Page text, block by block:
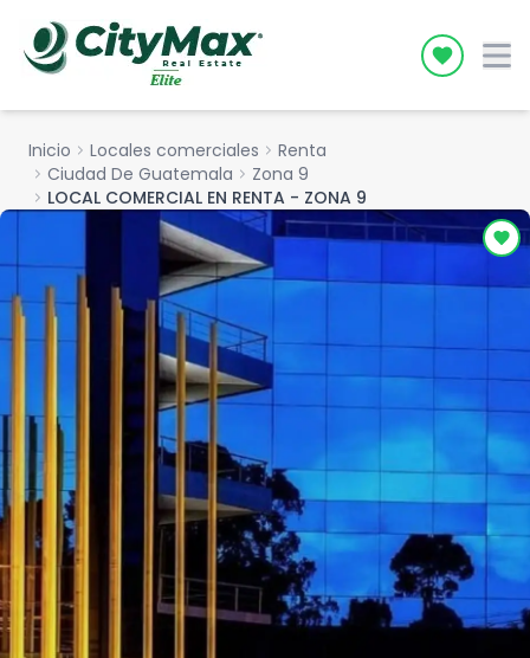
Icon
Inicio chevron_right Locales comerciales chevron_right Renta
chevron_right Ciudad De Guatemala chevron_right Zona 9
chevron_right LOCAL COMERCIAL EN RENTA - ZONA 9